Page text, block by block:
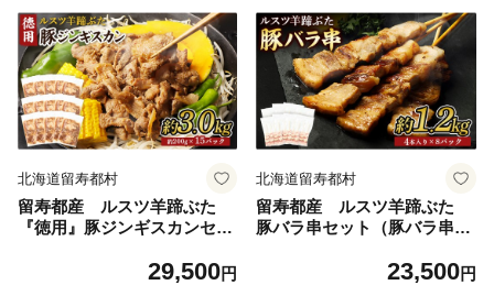
北海道留寿都村
留寿都産 ルスツ羊蹄ぶた
『徳用』豚ジンギスカンセッ
29,500円
北海道留寿都村
留寿都産 ルスツ羊蹄ぶた
豚バラ串セット（豚バラ串
23,500円